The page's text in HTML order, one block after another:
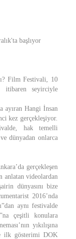
başlıyor
Film Festivali, 10
itibaren seyirciyle
ayıran Hangi İnsan
kez gerçekleşiyor.
hak temelli
dünyadan onlarca
gerçekleşen
anlatan videolardan
dünyasını bize
2016’nda
aynı festivalde
çeşitli konulara
yıkılışına
ilk gösterimi DOK